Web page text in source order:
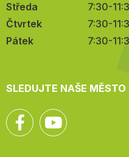
Středa
7:30-
Čtvrtek
7:30-
Pátek
7:30-
SLEDUJTE NAŠE MĚSTO
Facebook